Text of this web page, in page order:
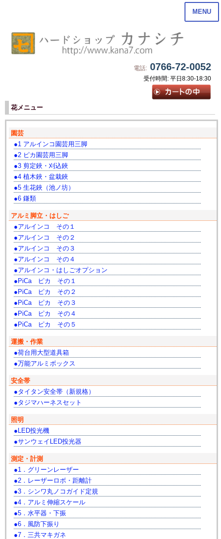
電話: 0766-72-0052
受付時間: 平日8:30-18:30
MENU
花メニュー
園芸
1 アルインコ園芸用三脚
2 ピカ園芸用三脚
3 剪定鋏・刈込鋏
4 植木鋏・盆栽鋏
5 生花鋏（池ノ坊）
6 鎌類
アルミ脚立・はしご
アルインコ その１
アルインコ その２
アルインコ その３
アルインコ その４
アルインコ・はしごオプション
PiCa ピカ その１
PiCa ピカ その２
PiCa ピカ その３
PiCa ピカ その４
PiCa ピカ その５
運搬・作業
荷台用大型道具箱
万能アルミボックス
安全帯
タイタン安全帯（新規格）
タジマハーネスセット
照明
LED投光機
サンウェイLED投光器
測定・計測
1．グリーンレーザー
2．レーザーロボ・距離計
3．シンワ丸ノコガイド定規
4．アルミ伸縮スケール
5．水平器・下振
6．風防下振り
7．三共マキガネ